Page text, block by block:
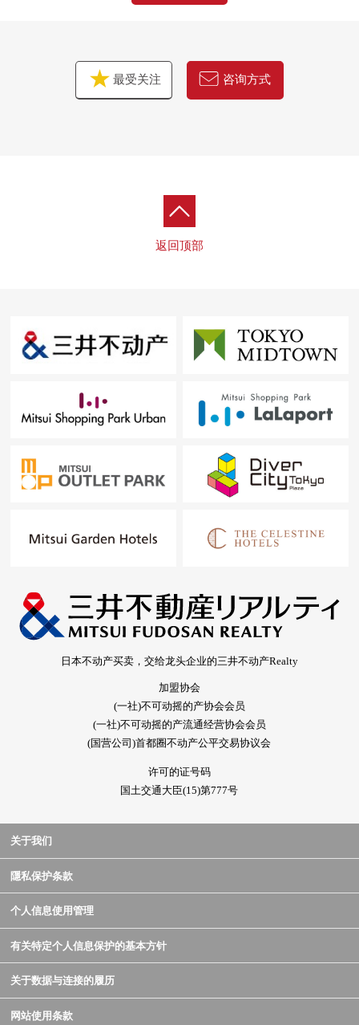
[在讨论对杉并区的移动的顾客]
同顾客的情形相适应，合计，从住在的买房到出售，支
(因为有不能够办理的居住地所以请谅解)
免费热线0120-133-304
最受关注 咨询方式
返回顶部
日本不动产买卖，交给龙头企业的三井不动产Realty
加盟协会
(一社)不可动摇的产协会会员
(一社)不可动摇的产流通经营协会会员
(国营公司)首都圈不动产公平交易协议会
许可的证号码
国土交通大臣(15)第777号
关于我们
隱私保护条款
个人信息使用管理
有关特定个人信息保护的基本方针
关于数据与连接的履历
网站使用条款